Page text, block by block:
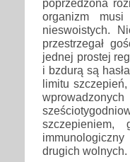
poprzedzona
organizm
nieswoistych.
przestrzegał
jednej prostej
i bzdurą są
limitu
szczepieniem,
drugich wolnych.